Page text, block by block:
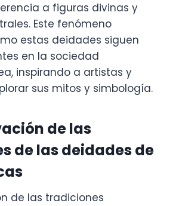
a figuras divinas y
Este fenómeno
estas deidades siguen
en la sociedad
inspirando a artistas y
sus mitos y simbología.
de las
de las deidades de
de las tradiciones